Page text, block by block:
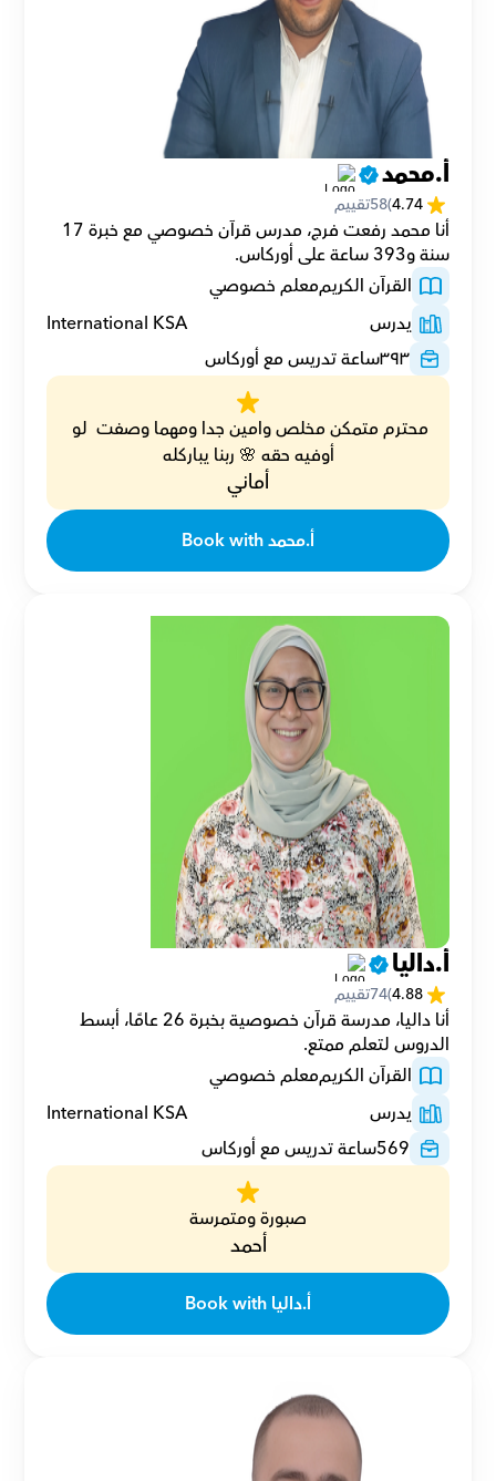
أ.محمد
4.74
(
58تقييم
سنة و393 ساعة على أوركاس.
القرآن الكريممعلم خصوصي
يدرس
International KSA
٣٩٣ساعة تدريس مع أوركاس
أوفيه حقه 🌸 ربنا يباركله
أماني
Book with أ.محمد
أ.داليا
4.88
(
74تقييم
الدروس لتعلم ممتع.
القرآن الكريممعلم خصوصي
يدرس
International KSA
569ساعة تدريس مع أوركاس
صبورة ومتمرسة
أحمد
Book with أ.داليا